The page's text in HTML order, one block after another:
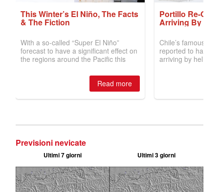
Previsioni nevicate
Ultimi 7 giorni Ultimi 3 giorni